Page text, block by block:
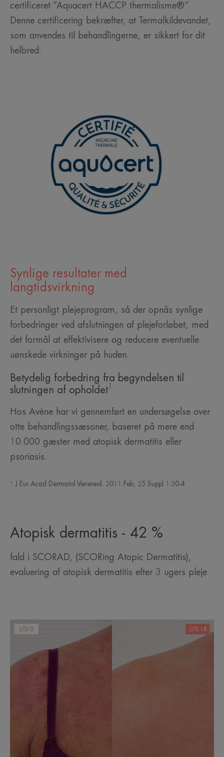
certificeret ”Aquacert HACCP thermalisme®”.
Denne certificering bekræfter, at Termalkildevandet,
som anvendes til behandlingerne, er sikkert for dit
helbred.
Synlige resultater med
langtidsvirkning
Et personligt plejeprogram, så der opnås synlige
forbedringer ved afslutningen af plejeforløbet, med
det formål at effektivisere og reducere eventuelle
uønskede virkninger på huden.
Betydelig forbedring fra begyndelsen til
slutningen af opholdet 1
Hos Avène har vi gennemført en undersøgelse over
otte behandlingssæsoner, baseret på mere end
10.000 gæster med atopisk dermatitis eller
psoriasis.
¹. J Eur Acad Dermatol Venereol. 2011 Feb; 25 Suppl 1:30-4
Atopisk dermatitis - 42 %
fald i SCORAD, (SCORing Atopic Dermatitis),
evaluering af atopisk dermatitis efter 3 ugers pleje